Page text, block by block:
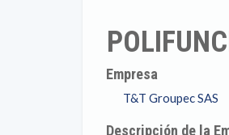
Empresa
T&T Groupec SAS
Descripción de la